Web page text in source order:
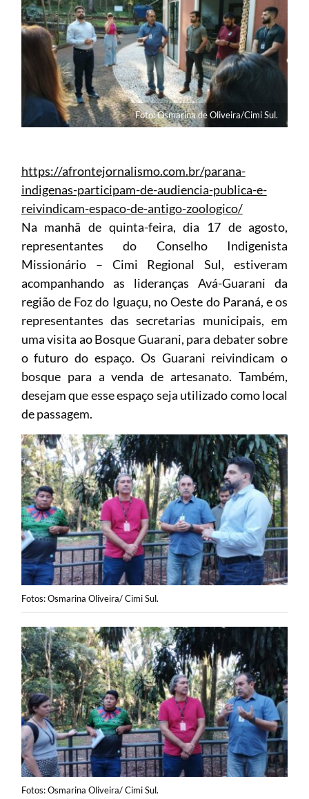
Foto: Osmarina de Oliveira/Cimi Sul.
https://afrontejornalismo.com.br/parana-
indigenas-participam-de-audiencia-publica-e-
reivindicam-espaco-de-antigo-zoologico/
Na manhã de quinta-feira, dia 17 de agosto,
representantes do Conselho Indigenista
Missionário – Cimi Regional Sul, estiveram
acompanhando as lideranças Avá-Guarani da
região de Foz do Iguaçu, no Oeste do Paraná, e os
representantes das secretarias municipais, em
uma visita ao Bosque Guarani, para debater sobre
o futuro do espaço. Os Guarani reivindicam o
bosque para a venda de artesanato. Também,
desejam que esse espaço seja utilizado como local
de passagem.
Fotos: Osmarina Oliveira/ Cimi Sul.
Fotos: Osmarina Oliveira/ Cimi Sul.